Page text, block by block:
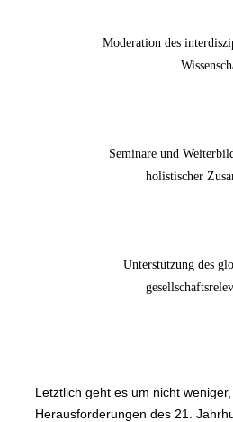
Moderation des
Seminare und
holistischer
Unterstützung des
Letztlich geht es um nicht
Herausforderungen des 21.